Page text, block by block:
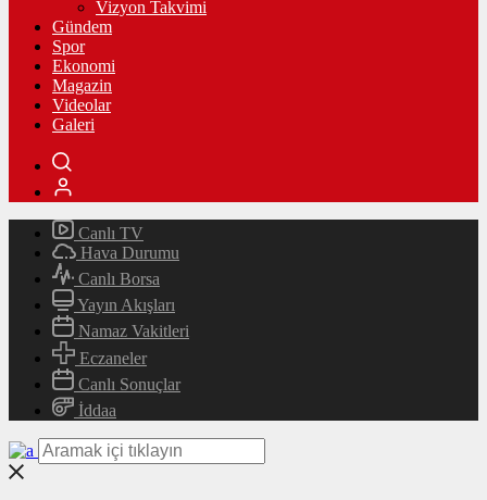
Vizyon Takvimi
Gündem
Spor
Ekonomi
Magazin
Videolar
Galeri
Canlı TV
Hava Durumu
Canlı Borsa
Yayın Akışları
Namaz Vakitleri
Eczaneler
Canlı Sonuçlar
İddaa